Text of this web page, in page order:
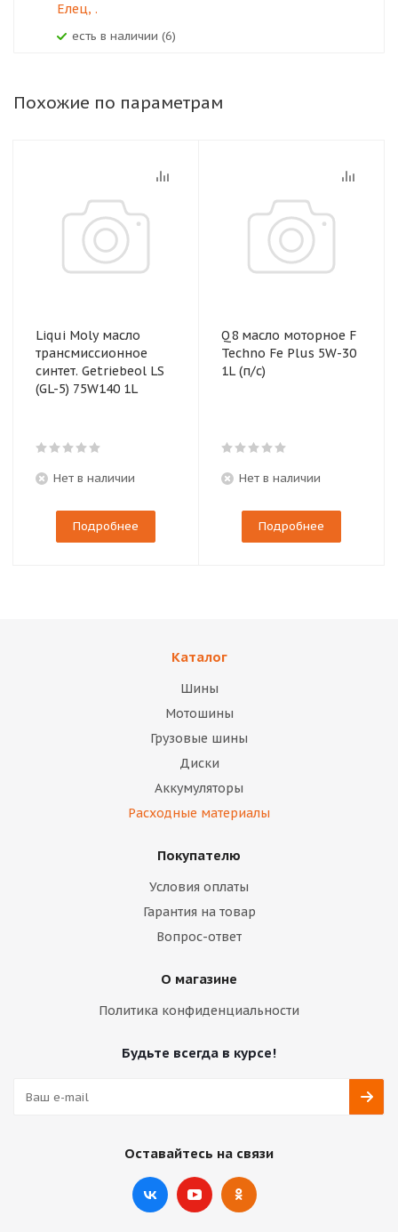
Елец, .
Есть в наличии (6)
Похожие по параметрам
Liqui Moly масло
трансмиссионное
синтет. Getriebeol LS
(GL-5) 75W140 1L
Нет в наличии
Подробнее
Q8 масло моторное F
Techno Fe Plus 5W-30
1L (п/с)
Нет в наличии
Подробнее
Каталог
Шины
Мотошины
Грузовые шины
Диски
Аккумуляторы
Расходные материалы
Покупателю
Условия оплаты
Гарантия на товар
Вопрос-ответ
О магазине
Политика конфиденциальности
Будьте всегда в курсе!
Оставайтесь на связи